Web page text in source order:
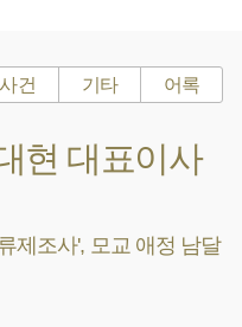
사건 기타 어록
현 대표이사
제조사', 모교 애정 남달